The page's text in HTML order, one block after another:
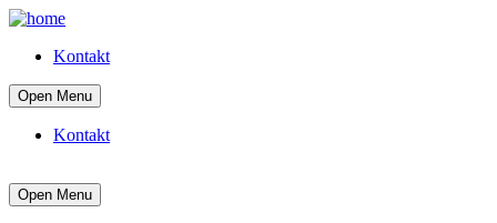
Kontakt
Open Menu
Kontakt
Open Menu